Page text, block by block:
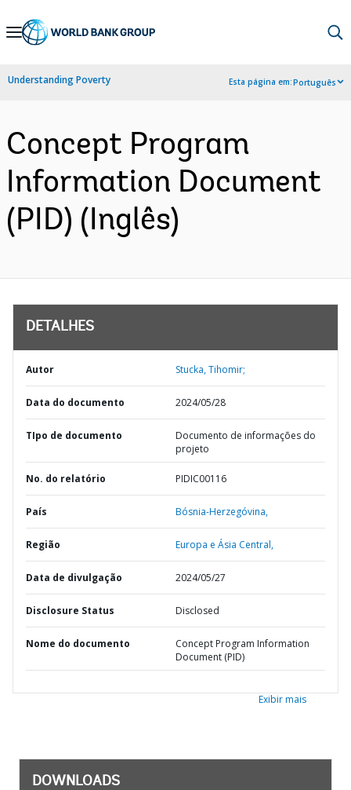
Skip
Navigation
Understanding Poverty Esta página em:Português
Concept Program
Information Document
(PID) (Inglês)
DETALHES
Autor Stucka, Tihomir;
Data do documento 2024/05/28
TIpo de documento
Documento de informações do
projeto
No. do relatório PIDIC00116
País Bósnia-Herzegóvina,
Região Europa e Ásia Central,
Data de divulgação 2024/05/27
Disclosure Status Disclosed
Nome do documento
Concept Program Information
Document (PID)
Exibir mais
DOWNLOADS